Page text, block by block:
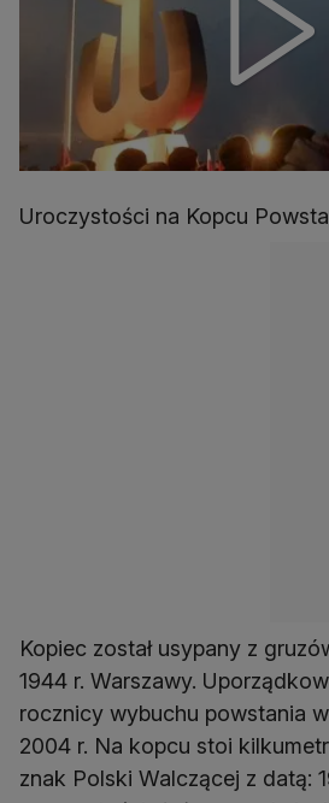
Uroczystości na Kopcu
Kopiec został usypany z
1944 r. Warszawy.
rocznicy wybuchu powstania
2004 r. Na kopcu stoi
znak Polski Walczącej z datą: